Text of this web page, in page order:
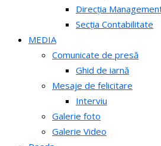
Direcția
Secția Contabilitate
MEDIA
Comunicate de presă
Ghid de iarnă
Mesaje de felicitare
Interviu
Galerie foto
Galerie Video